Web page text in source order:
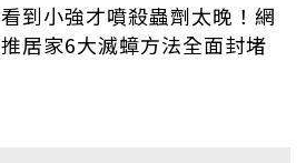
看到小強才噴殺蟲劑太晚！網
推居家6大滅蟑方法全面封堵